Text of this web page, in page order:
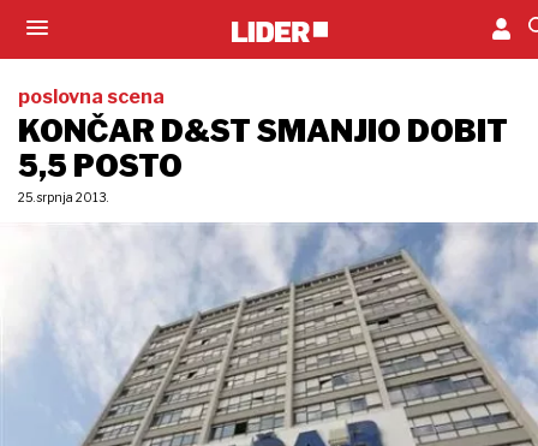
poslovna scena
KONČAR D&ST SMANJIO DOBIT
5,5 POSTO
25. srpnja 2013.